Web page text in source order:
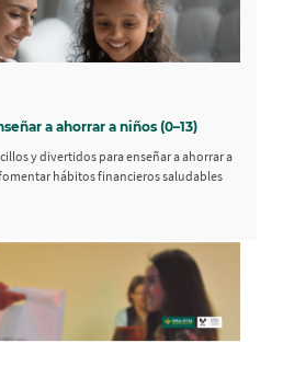
a ahorrar a niños (0–13)
y divertidos para enseñar a ahorrar a
hábitos financieros saludables